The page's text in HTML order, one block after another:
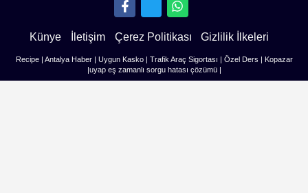
Künye İletişim Çerez Politikası Gizlilik İlkeleri
Recipe| Antalya Haber| Uygun Kasko| Trafik Araç Sigortası Özel Ders
Kopazar
uyap eş zamanlı sorgu hatası çözümü|